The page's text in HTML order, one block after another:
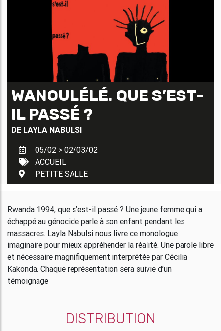
WANOULÉLÉ. QUE S’EST-
IL PASSÉ ?
DE LAYLA NABULSI
05/02 > 02/03/02
ACCUEIL
PETITE SALLE
Rwanda 1994, que s’est-il passé ? Une jeune femme qui a
échappé au génocide parle à son enfant pendant les
massacres. Layla Nabulsi nous livre ce monologue
imaginaire pour mieux appréhender la réalité. Une parole libre
et nécessaire magnifiquement interprétée par Cécilia
Kakonda. Chaque représentation sera suivie d’un
témoignage
DISTRIBUTION